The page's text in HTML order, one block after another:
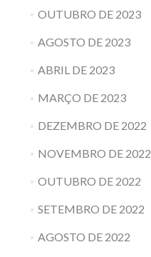
OUTUBRO DE 2023
AGOSTO DE 2023
ABRIL DE 2023
MARÇO DE 2023
DEZEMBRO DE 2022
NOVEMBRO DE 2022
OUTUBRO DE 2022
SETEMBRO DE 2022
AGOSTO DE 2022